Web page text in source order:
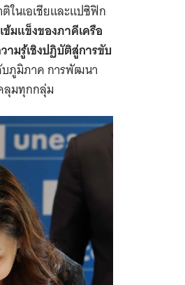
ในเอเชียและแปซิฟิก
ข้มแข็งของภาคีเครือ
มรู้เชิงปฏิบัติสู่การขับ
บภูมิภาค การพัฒนา
ลุมทุกกลุ่ม